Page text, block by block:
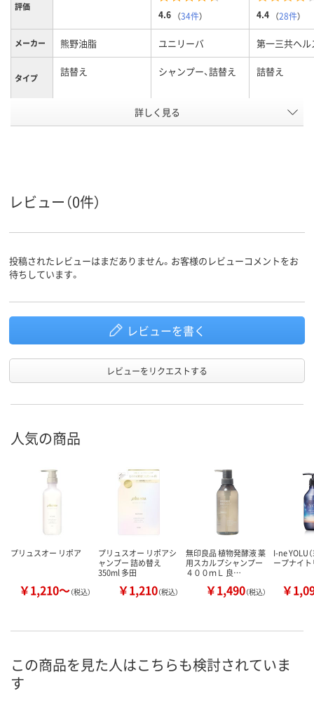
評価
4.6 （34件） 4.4 （28件）
メーカー 熊野油脂 ユニリーバ 第一三共ヘル
タイプ 詰替え シャンプー、詰替え 詰替え
大容量
詳しく見る
レビュー（0件）
投稿されたレビューはまだありません。お客様のレビューコメントをお
待ちしています。
レビューを書く
レビューをリクエストする
人気の商品
プリュスオー リポア
￥1,210～（税込）
プリュスオー リポアシ
ャンプー 詰め替え
350ml 多田
￥1,210（税込）
無印良品 植物発酵液 薬
用スカルプシャンプー
４００ｍＬ 良…
￥1,490（税込）
I-ne YOLU
ープナイ
￥
この商品を見た人はこちらも検討されていま
す